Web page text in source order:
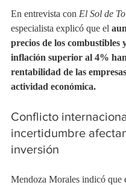
En entrevista con El Sol de
especialista explicó que el
precios de los combustibles
inflación superior al 4%
rentabilidad de las
actividad económica.
Conflicto
incertidumbre
inversión
Mendoza Morales indicó que